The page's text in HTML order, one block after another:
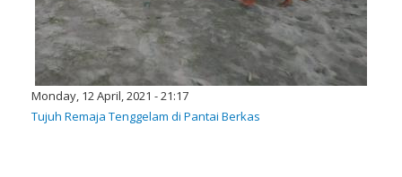
Monday, 12 April, 2021 - 21:17
Tujuh Remaja Tenggelam di Pantai Berkas